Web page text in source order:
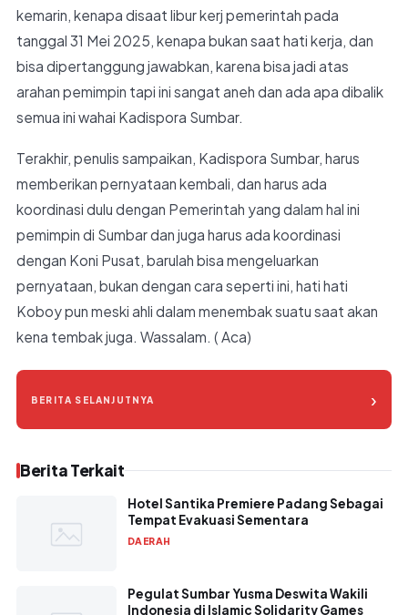
kemarin, kenapa disaat libur kerj pemerintah pada
tanggal 31 Mei 2025, kenapa bukan saat hati kerja, dan
bisa dipertanggung jawabkan, karena bisa jadi atas
arahan pemimpin tapi ini sangat aneh dan ada apa dibalik
semua ini wahai Kadispora Sumbar.
Terakhir, penulis sampaikan, Kadispora Sumbar, harus
memberikan pernyataan kembali, dan harus ada
koordinasi dulu dengan Pemerintah yang dalam hal ini
pemimpin di Sumbar dan juga harus ada koordinasi
dengan Koni Pusat, barulah bisa mengeluarkan
pernyataan, bukan dengan cara seperti ini, hati hati
Koboy pun meski ahli dalam menembak suatu saat akan
kena tembak juga. Wassalam. ( Aca)
BERITA SELANJUTNYA ›
Berita Terkait
Hotel Santika Premiere Padang Sebagai
Tempat Evakuasi Sementara
DAERAH
Pegulat Sumbar Yusma Deswita Wakili
Indonesia di Islamic Solidarity Games